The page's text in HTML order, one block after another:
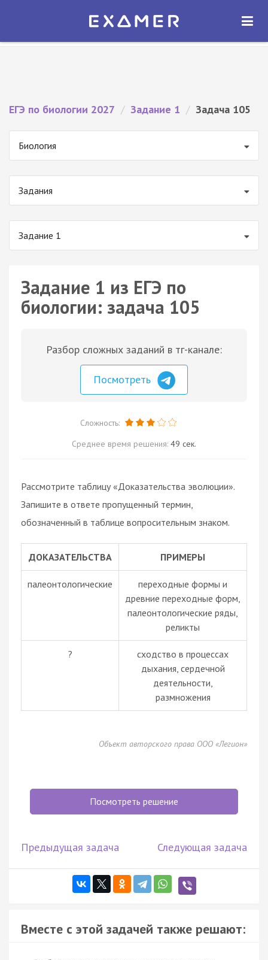
Экзамер — ЕГЭ 2027
ОТКРЫТЬ
ЕГЭ по биологии 2027 / Задание 1 / Задача 105
Биология
Задания
Задание 1
Задание 1 из ЕГЭ по
биологии: задача 105
Разбор сложных заданий в тг-канале:
Посмотреть
Сложность:
Среднее время решения: 49 сек.
Рассмотрите таблицу «Доказательства эволюции».
Запишите в ответе пропущенный термин,
обозначенный в таблице вопросительным знаком.
ДОКАЗАТЕЛЬСТВА ПРИМЕРЫ
палеонтологические
переходные формы и
древние переходные форм,
палеонтологические ряды,
реликты
?
сходство в процессах
дыхания, сердечной
деятельности,
размножения
Объект авторского права ООО «Легион»
Посмотреть решение
Предыдущая задача Следующая задача
Вместе с этой задачей также решают: